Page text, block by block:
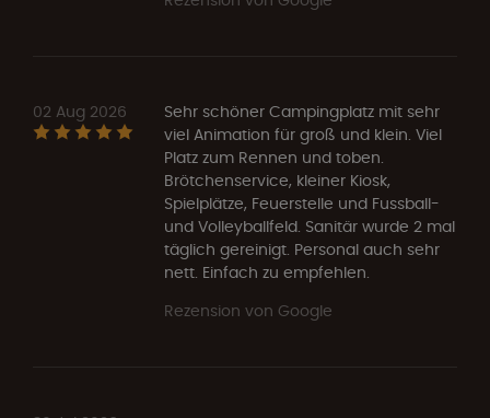
02 Aug 2026
Sehr schöner Campingplatz mit sehr
viel Animation für groß und klein. Viel
Platz zum Rennen und toben.
Brötchenservice, kleiner Kiosk,
Spielplätze, Feuerstelle und Fussball-
und Volleyballfeld. Sanitär wurde 2 mal
täglich gereinigt. Personal auch sehr
nett. Einfach zu empfehlen.
Rezension von Google